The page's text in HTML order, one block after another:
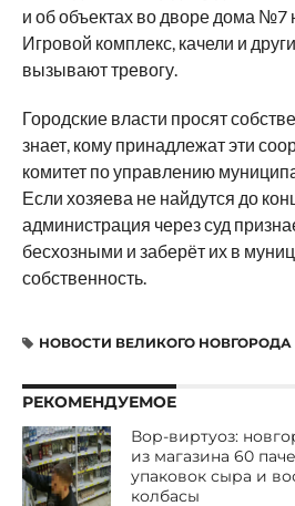
и об объектах во дворе дома №7
Игровой комплекс, качели и
вызывают тревогу.
Городские власти просят
знает, кому принадлежат эти
комитет по управлению
Если хозяева не найдутся до
администрация через суд
бесхозными и заберёт их в
собственность.
НОВОСТИ ВЕЛИКОГО НОВГОРОДА
РЕКОМЕНДУЕМОЕ
Вор-виртуоз:
из магазина 60
упаковок сыра и
колбасы